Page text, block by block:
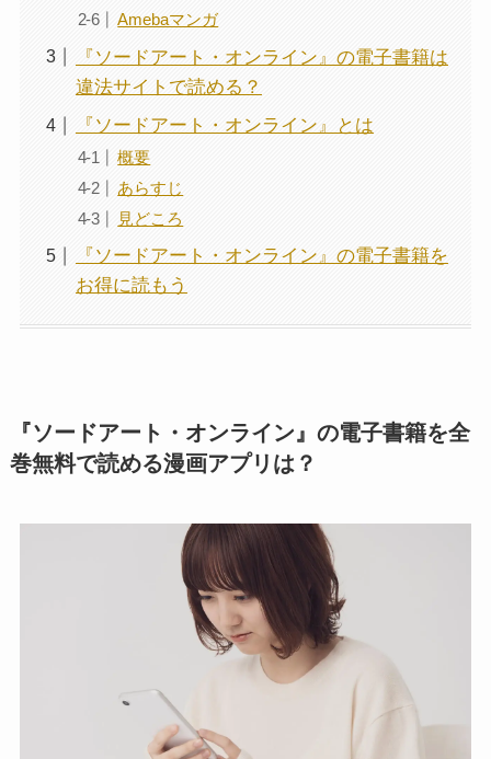
Amebaマンガ
『ソードアート・オンライン』の電子書籍は
違法サイトで読める？
『ソードアート・オンライン』とは
概要
あらすじ
見どころ
『ソードアート・オンライン』の電子書籍を
お得に読もう
『ソードアート・オンライン』の電子書籍を全
巻無料で読める漫画アプリは？